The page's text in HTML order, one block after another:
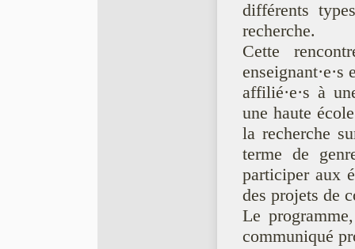
différents
recherche.
Cette
affilié·e·s à
une haute
la recherche
terme de
participer aux
des projets de
Le
communiqué